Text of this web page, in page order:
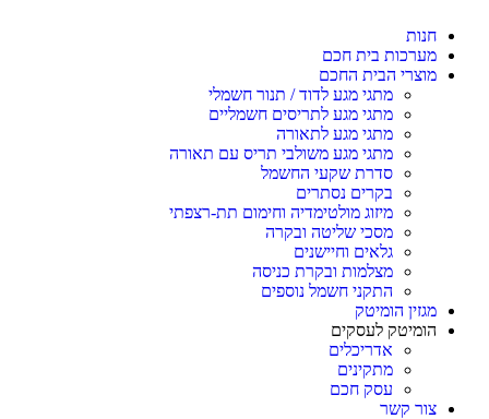
חנות
מערכות בית חכם
מוצרי הבית החכם
מתגי מגע לדוד / תנור חשמלי
מתגי מגע לתריסים חשמליים
מתגי מגע לתאורה
מתגי מגע משולבי תריס עם תאורה
סדרת שקעי החשמל
בקרים נסתרים
מיזוג מולטימדיה וחימום תת-רצפתי
מסכי שליטה ובקרה
גלאים וחיישנים
מצלמות ובקרת כניסה
התקני חשמל נוספים
מגזין הומיטק
הומיטק לעסקים
אדריכלים
מתקינים
עסק חכם
צור קשר